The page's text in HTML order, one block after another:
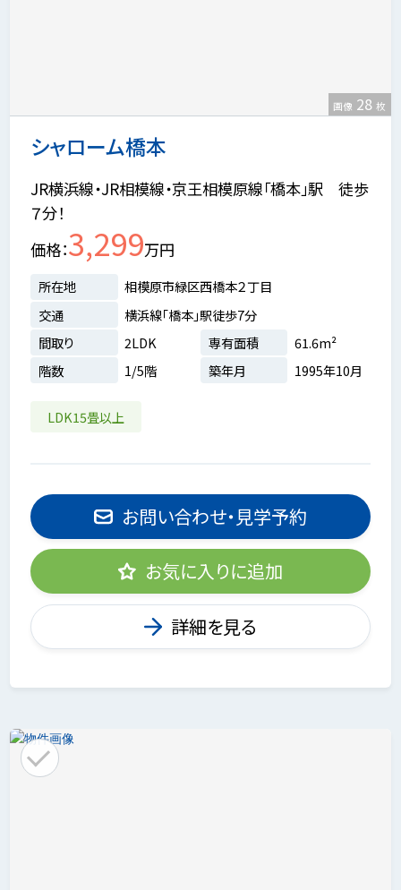
シャローム橋本
画像 28 枚
JR横浜線・JR相模線・京王相模原線「橋本」駅 徒歩
７分！
価格 3,299万円
所在地
相模原市緑区西橋本２丁目
交通
横浜線「橋本」駅徒歩7分
間取り
2LDK 専有面積
61.6m²
階数
1/5階 築年月 1995年10月
LDK15畳以上
お問い合わせ・見学予約
お気に入りに追加
詳細を見る